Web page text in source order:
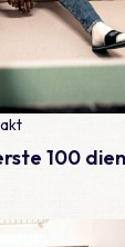
100
– Erg jong